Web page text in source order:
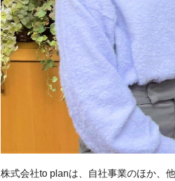
株式会社to planは、自社事業のほか、